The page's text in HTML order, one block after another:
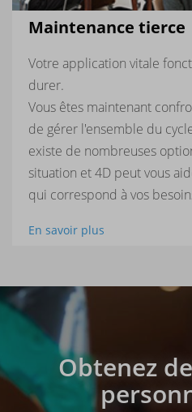
Maintenance tierce
Votre application vitale
durer.
Vous êtes maintenant
de gérer l'ensemble du
existe de nombreuses
situation et 4D peut vous
qui correspond à vos
En savoir plus
Obtenez